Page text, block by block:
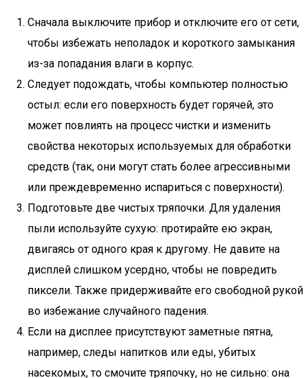
Сначала выключите прибор и отключите его от сети,
чтобы избежать неполадок и короткого замыкания
из-за попадания влаги в корпус.
Следует подождать, чтобы компьютер полностью
остыл: если его поверхность будет горячей, это
может повлиять на процесс чистки и изменить
свойства некоторых используемых для обработки
средств (так, они могут стать более агрессивными
или преждевременно испариться с поверхности).
Подготовьте две чистых тряпочки. Для удаления
пыли используйте сухую: протирайте ею экран,
двигаясь от одного края к другому. Не давите на
дисплей слишком усердно, чтобы не повредить
пиксели. Также придерживайте его свободной рукой
во избежание случайного падения.
Если на дисплее присутствуют заметные пятна,
например, следы напитков или еды, убитых
насекомых, то смочите тряпочку, но не сильно: она